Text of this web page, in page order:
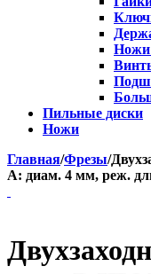
Ножи
Пильные диски
Ножи
Главная/Фрезы/
A: диам. 4 мм, реж.